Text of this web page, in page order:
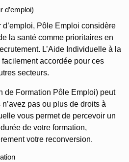
d’emploi)
Pôle Emploi considère
la santé comme prioritaires en
L’Aide Individuelle à la
accordée pour ces
secteurs.
de Formation Pôle Emploi) peut
pas ou plus de droits à
vous permet de percevoir un
de votre formation,
votre reconversion.